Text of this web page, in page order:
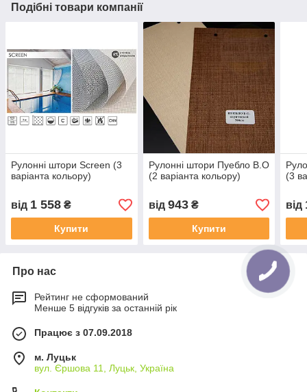
Подібні товари компанії
Рулонні штори Screen (3
варіанта кольору)
від 1 558 ₴
Купити
Рулонні штори Пуебло B.O
(2 варіанта кольору)
від 943₴
Купити
(3
від
Про нас
Рейтинг не сформований
Менше 5 відгуків за останній рік
Працює з 07.09.2018
м. Луцьк
вул. Єршова 11, Луцьк, Україна